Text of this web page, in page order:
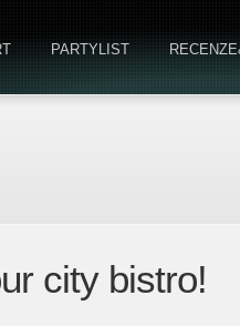
PARTYLIST
city bistro!